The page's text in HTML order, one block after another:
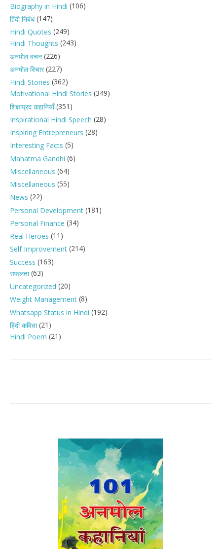
Biography in Hindi (106)
हिंदी निबंध(147)
Hindi Quotes (249)
Hindi Thoughts (243)
अनमोल वचन (226)
अनमोल विचार(227)
Hindi Stories (362)
Motivational Hindi Stories (349)
शिक्षाप्रद कहानियाँ(351)
Inspirational Hindi Speech (28)
Inspiring Entrepreneurs (28)
Interesting Facts (5)
Mahatma Gandhi (6)
Miscellaneous (64)
Miscellaneous (55)
News (22)
Personal Development (181)
Personal Finance (34)
Real Heroes (11)
Self Improvement (214)
Success (163)
सफलता(63)
Uncategorized (20)
Weight Management (8)
Whatsapp Status in Hindi (192)
हिंदी कविता(21)
Hindi Poem (21)